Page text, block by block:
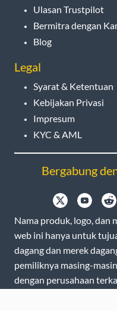
Ulasan Trustpilot
Bermitra dengan
Blog
Legal
Syarat & Ketentuan
Kebijakan Privasi
Impresum
KYC & AML
Bergabung
Nama produk, logo, dan
web ini hanya untuk
dagang dan merek
pemiliknya masing-
dengan perusahaan